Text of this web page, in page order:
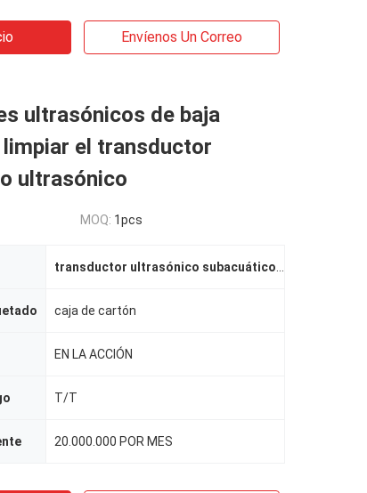
Envíenos Un Correo
ultrasónicos de baja
el transductor
ultrasónico
MOQ: 1pcs
transductor ultrasónico subacuático
caja de cartón
EN LA ACCIÓN
T/T
20.000.000 POR MES